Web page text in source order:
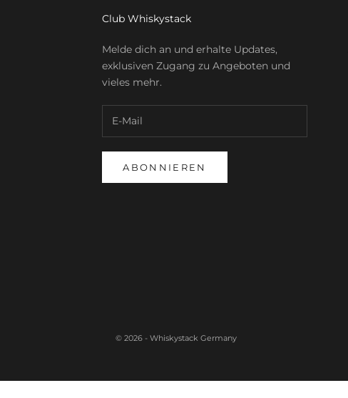
Club Whiskystack
Melde dich an und erhalte Updates,
exklusiven Zugang zu Angeboten und
vieles mehr.
ABONNIEREN
© 2026 - Whiskystack Germany